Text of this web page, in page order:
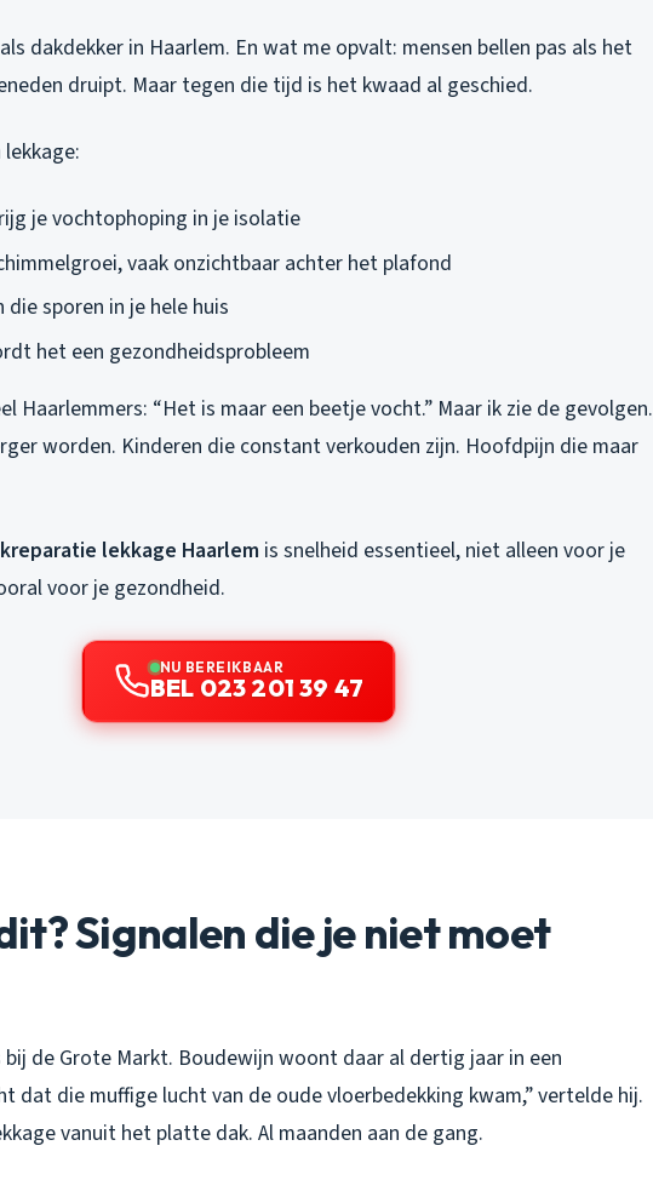
dakdekker in Haarlem. En wat me opvalt: mensen bellen pas als het
druipt. Maar tegen die tijd is het kwaad al geschied.
je vochtophoping in je isolatie
vaak onzichtbaar achter het plafond
sporen in je hele huis
het een gezondheidsprobleem
Haarlemmers: “Het is maar een beetje vocht.” Maar ik zie de gevolgen.
worden. Kinderen die constant verkouden zijn. Hoofdpijn die maar
lekkage Haarlem is snelheid essentieel, niet alleen voor je
voor je gezondheid.
NU BEREIKBAAR
BEL 023 201 39 47
Signalen die je niet moet
bij de Grote Markt. Boudewijn woont daar al dertig jaar in een
dat die muffige lucht van de oude vloerbedekking kwam,” vertelde hij.
vanuit het platte dak. Al maanden aan de gang.